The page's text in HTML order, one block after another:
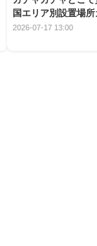
国エリア別設置場
2026-07-17 13:00